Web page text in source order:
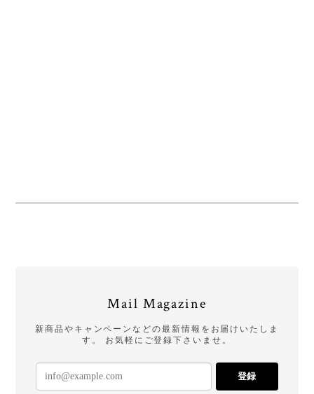
Mail Magazine
新商品やキャンペーンなどの最新情報をお届けいたしま
す。 お気軽にご登録下さいませ。
登録